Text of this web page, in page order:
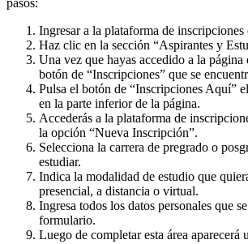
pasos:
Ingresar a la plataforma de inscripciones
Haz clic en la sección “Aspirantes y
Una vez que hayas accedido a la página
botón de “Inscripciones” que se
Pulsa el botón de “Inscripciones Aquí”
en la parte inferior de la página.
Accederás a la plataforma de
la opción “Nueva Inscripción”.
Selecciona la carrera de pregrado o
estudiar.
Indica la modalidad de estudio que
presencial, a distancia o virtual.
Ingresa todos los datos personales que
formulario.
Luego de completar esta área aparecerá